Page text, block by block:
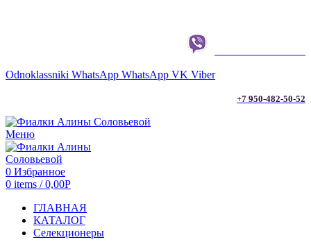
Odnoklassniki WhatsApp WhatsApp VK Viber
+7 950-482-50-52
Меню
0 Избранное
0 items / 0,00Р
ГЛАВНАЯ
КАТАЛОГ
Селекционеры